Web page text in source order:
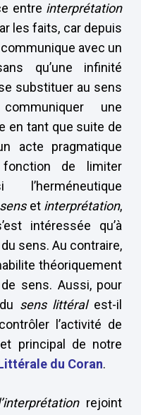
entre interprétation
les faits, car depuis
avec un
qu’une infinité
substituer au sens
une
en tant que suite de
acte pragmatique
de limiter
senset interprétation,
intéressée qu’à
sens. Au contraire,
théoriquement
sens. Aussi, pour
sens littéralest-il
l’activité de
principal de notre
du Coran.
rejoint